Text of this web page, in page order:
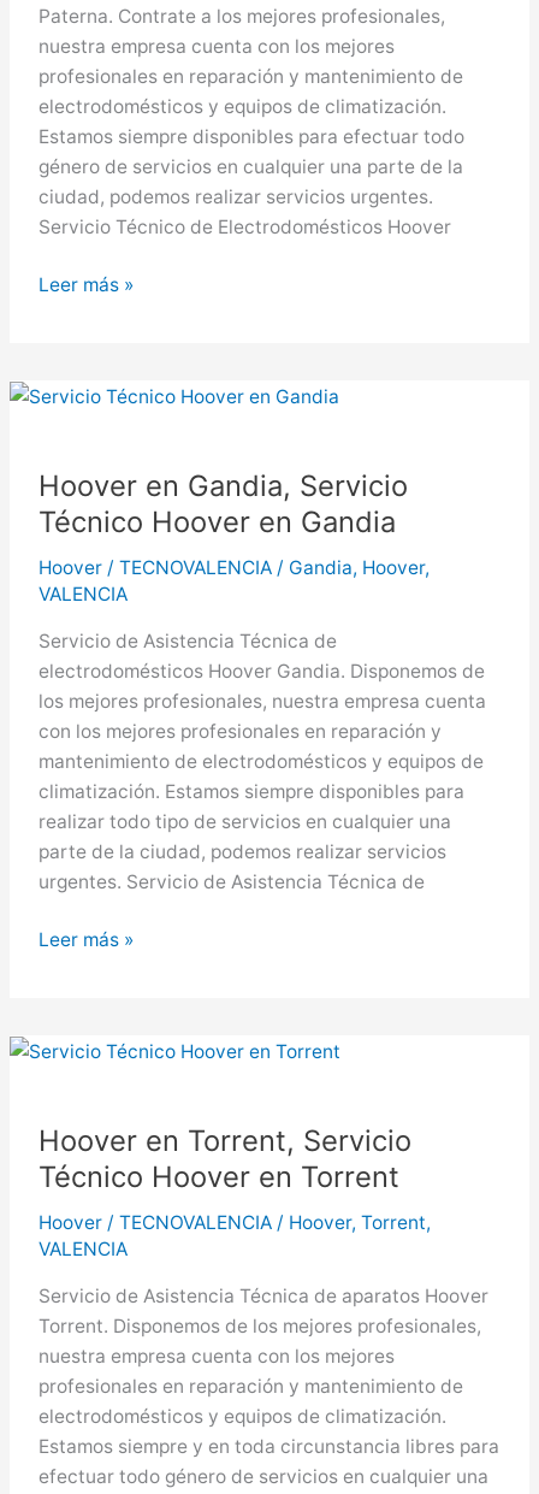
Paterna. Contrate a los mejores profesionales,
nuestra empresa cuenta con los mejores
profesionales en reparación y mantenimiento de
electrodomésticos y equipos de climatización.
Estamos siempre disponibles para efectuar todo
género de servicios en cualquier una parte de la
ciudad, podemos realizar servicios urgentes.
Servicio Técnico de Electrodomésticos Hoover
Hoover
Técnico
Paterna
Leer más »
Hoover en Gandia, Servicio
Técnico Hoover en Gandia
Hoover/ TECNOVALENCIA / Gandia, Hoover,
VALENCIA
Servicio de Asistencia Técnica de
electrodomésticos Hoover Gandia. Disponemos de
los mejores profesionales, nuestra empresa cuenta
con los mejores profesionales en reparación y
mantenimiento de electrodomésticos y equipos de
climatización. Estamos siempre disponibles para
realizar todo tipo de servicios en cualquier una
parte de la ciudad, podemos realizar servicios
urgentes. Servicio de Asistencia Técnica de
Hoover
Técnico
Gandia
Leer más »
Hoover en Torrent, Servicio
Técnico Hoover en Torrent
Hoover/ TECNOVALENCIA / Hoover, Torrent,
VALENCIA
Servicio de Asistencia Técnica de aparatos Hoover
Torrent. Disponemos de los mejores profesionales,
nuestra empresa cuenta con los mejores
profesionales en reparación y mantenimiento de
electrodomésticos y equipos de climatización.
Estamos siempre y en toda circunstancia libres para
efectuar todo género de servicios en cualquier una